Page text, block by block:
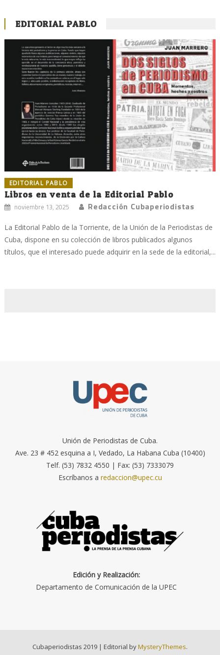
EDITORIAL PABLO
EDITORIAL PABLO
Libros en venta de la Editorial Pablo
noviembre 13, 2025 Redacción Cubaperiodistas
La Editorial Pablo de la Torriente, de la Unión de la Periodistas de
Cuba, dispone en su colección de libros publicados algunos
títulos, que el interesado puede adquirir en la sede de la editorial,...
Unión de Periodistas de Cuba.
Ave. 23 # 452 esquina a I, Vedado, La Habana Cuba (10400)
Telf. (53) 7832 4550 | Fax: (53) 7333079
Escríbanos a redaccion@upec.cu
Edición y Realización:
Departamento de Comunicación de la UPEC
Cubaperiodistas 2019 | Editorial byMysteryThemes.